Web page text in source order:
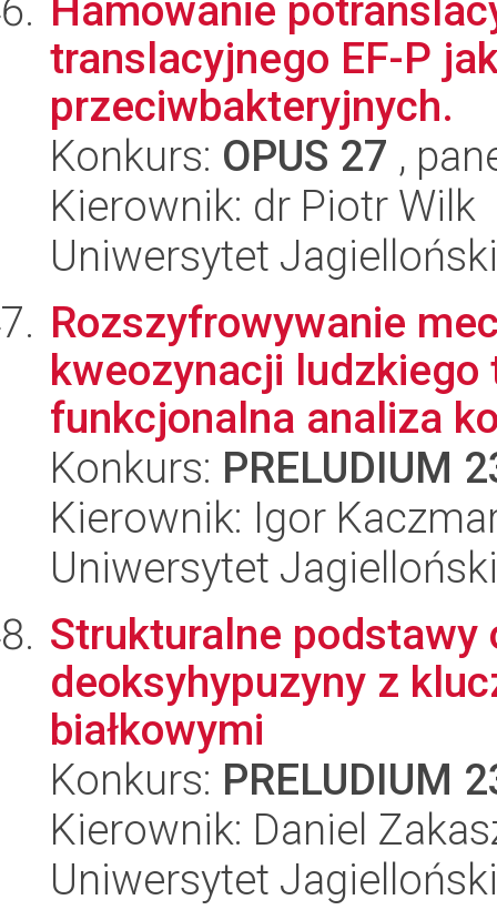
Hamowanie
translacyjnego EF-P
przeciwbakteryjnych.
Konkurs: OPUS 27 ,
Kierownik: dr Piotr Wilk
Uniwersytet Jagielloński
Rozszyfrowywanie
kweozynacji
funkcjonalna analiza
Konkurs: PRELUDIUM
Kierownik: Igor
Uniwersytet Jagielloński
Strukturalne podstawy
deoksyhypuzyny z
białkowymi
Konkurs: PRELUDIUM
Kierownik: Daniel
Uniwersytet Jagielloński